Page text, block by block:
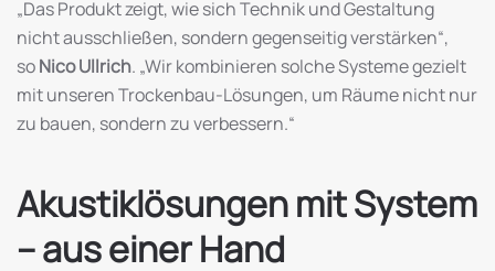
„Das Produkt zeigt, wie sich Technik und Gestaltung
nicht ausschließen, sondern gegenseitig verstärken“,
soNico Ullrich. „Wir kombinieren solche Systeme gezielt
mit unseren Trockenbau-Lösungen, um Räume nicht nur
zu bauen, sondern zu verbessern.“
Akustiklösungen mit System
– aus einer Hand